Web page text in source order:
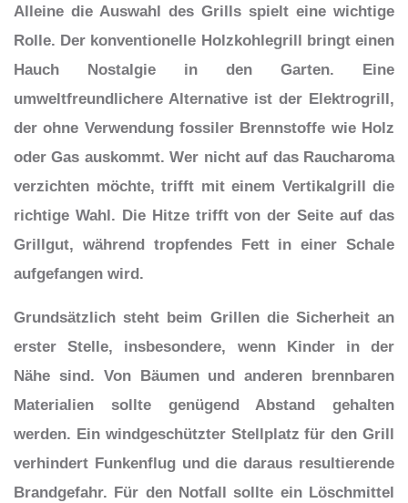
Alleine die Auswahl des Grills spielt eine wichtige
Rolle. Der konventionelle Holzkohlegrill bringt einen
Hauch Nostalgie in den Garten. Eine
umweltfreundlichere Alternative ist der Elektrogrill,
der ohne Verwendung fossiler Brennstoffe wie Holz
oder Gas auskommt. Wer nicht auf das Raucharoma
verzichten möchte, trifft mit einem Vertikalgrill die
richtige Wahl. Die Hitze trifft von der Seite auf das
Grillgut, während tropfendes Fett in einer Schale
aufgefangen wird.
Grundsätzlich steht beim Grillen die Sicherheit an
erster Stelle, insbesondere, wenn Kinder in der
Nähe sind. Von Bäumen und anderen brennbaren
Materialien sollte genügend Abstand gehalten
werden. Ein windgeschützter Stellplatz für den Grill
verhindert Funkenflug und die daraus resultierende
Brandgefahr. Für den Notfall sollte ein Löschmittel